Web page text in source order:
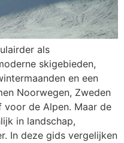
als
skigebieden,
en een
Noorwegen, Zweden
voor de Alpen. Maar de
in landschap,
In deze gids vergelijken